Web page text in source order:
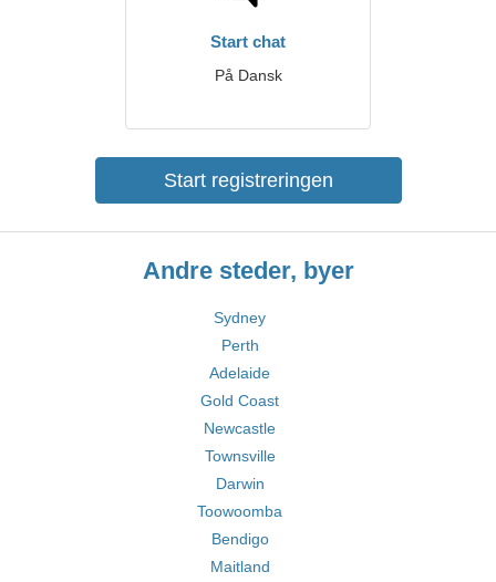
Start chat
På Dansk
Start registreringen
Andre steder, byer
Sydney
Perth
Adelaide
Gold Coast
Newcastle
Townsville
Darwin
Toowoomba
Bendigo
Maitland